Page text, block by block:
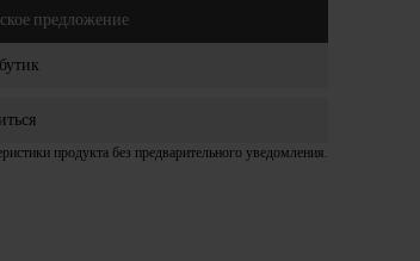
предложение
продукта без предварительного уведомления.